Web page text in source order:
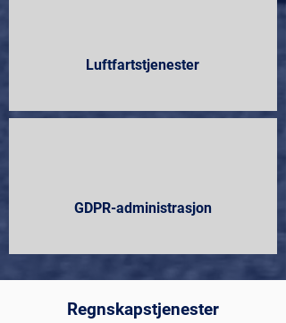
Luftfartstjenester
GDPR-administrasjon
Regnskapstjenester